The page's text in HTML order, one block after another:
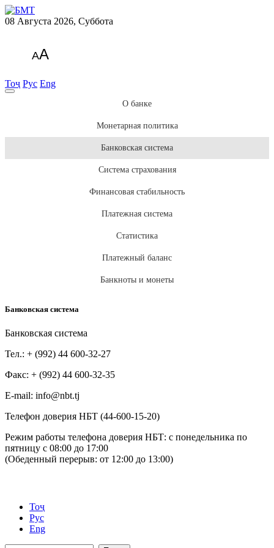
08 Августа 2026, Суббота
AA
Тоҷ Рус Eng
О банке
Монетарная политика
Банковская система
Система страхования
Финансовая стабильность
Платежная система
Статистика
Платежный баланс
Банкноты и монеты
Банковская система
Банковская система
Тел.: + (992) 44 600-32-27
Факс: + (992) 44 600-32-35
Е-mail: info@nbt.tj
Телефон доверия НБТ (44-600-15-20)
Режим работы телефона доверия НБТ: с понедельника по
пятницу с 08:00 до 17:00
(Обеденный перерыв: от 12:00 до 13:00)
Тоҷ
Рус
Eng